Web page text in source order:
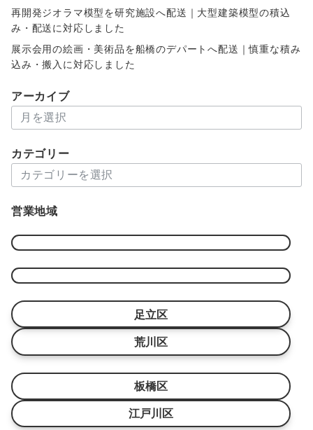
再開発ジオラマ模型を研究施設へ配送｜大型建築模型の積込
み・配送に対応しました
展示会用の絵画・美術品を船橋のデパートへ配送｜慎重な積み
込み・搬入に対応しました
アーカイブ
ー
イ
カテゴリー
テ
リ
営業地域
足立区
荒川区
板橋区
江戸川区